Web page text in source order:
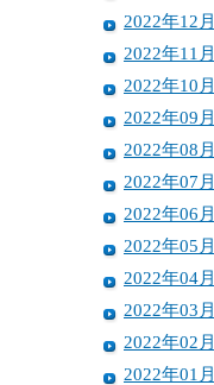
2022年12月
2022年11月
2022年10月
2022年09月
2022年08月
2022年07月
2022年06月
2022年05月
2022年04月
2022年03月
2022年02月
2022年01月